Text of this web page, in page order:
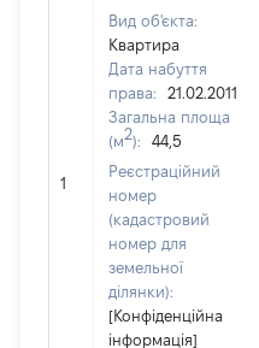
1
Вид об'єкта:
Квартира
Дата набуття
права:
21.02.2011
Загальна площа
(м2):
44,5
Реєстраційний
номер
(кадастровий
номер для
земельної
ділянки):
[Конфіденційна
інформація]